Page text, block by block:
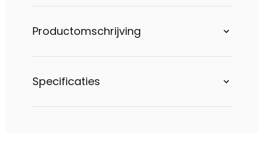
Productomschrijving
Specificaties